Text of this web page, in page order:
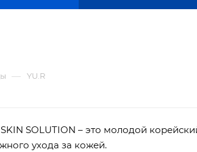
— YU.R
SKIN SOLUTION – это молодой
ухода за кожей.